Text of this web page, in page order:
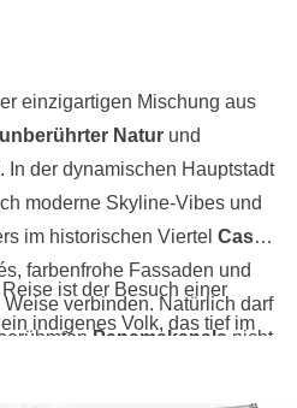
einzigartigen Mischung aus
unberührter Natur und
. In der dynamischen Hauptstadt
moderne Skyline-Vibes und
im historischen Viertel Casco
farbenfrohe Fassaden und
verbinden. Natürlich darf
Panamakanals nicht
Ingenieurskunst, das bis
ist der Besuch einer
indigenes Volk, das tief im
Bräuche, Tänze